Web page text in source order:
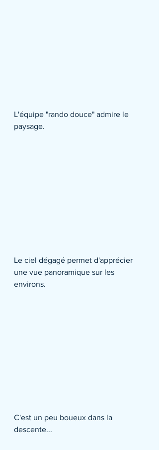
L'équipe "rando douce" admire le
paysage.
Le ciel dégagé permet d'apprécier
une vue panoramique sur les
environs.
C'est un peu boueux dans la
descente...